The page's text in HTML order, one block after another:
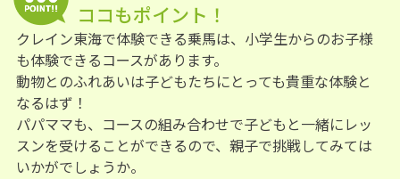
ココもポイント！
クレイン東海で体験できる乗馬は、小学生からのお子様
も体験できるコースがあります。
動物とのふれあいは子どもたちにとっても貴重な体験と
なるはず！
パパママも、コースの組み合わせで子どもと一緒にレッ
スンを受けることができるので、親子で挑戦してみては
いかがでしょうか。